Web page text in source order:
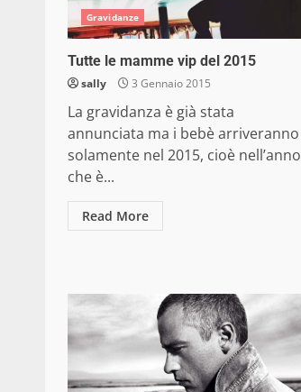
Gravidanze
Tutte le mamme vip del 2015
sally 3 Gennaio 2015
La gravidanza è già stata
annunciata ma i bebè arriveranno
solamente nel 2015, cioè nell’anno
che è...
Read More